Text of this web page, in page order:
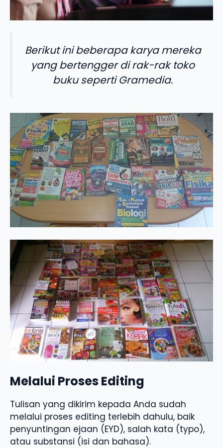
Berikut ini beberapa karya mereka
yang bertengger di rak-rak toko
buku seperti Gramedia.
Melalui Proses Editing
Tulisan yang dikirim kepada Anda sudah
melalui proses editing terlebih dahulu, baik
penyuntingan ejaan (EYD), salah kata (typo),
atau substansi (isi dan bahasa).